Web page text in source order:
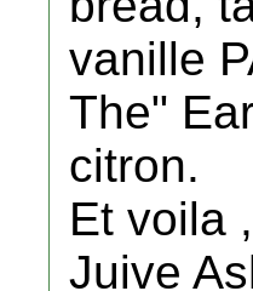
vanille
The"
citron.
Et voila
Juive